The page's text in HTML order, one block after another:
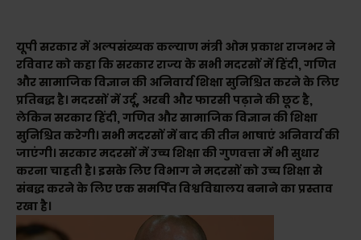
यूपी सरकार में अल्पसंख्यक कल्याण मंत्री ओम प्रकाश राजभर ने
रविवार को कहा कि सरकार राज्य के सभी मदरसों में हिंदी, गणित
और सामाजिक विज्ञान की अनिवार्य शिक्षा सुनिश्चित करने के लिए
प्रतिबद्ध है। मदरसों में उर्दू, अरबी और फारसी पढ़ाने की छूट है,
लेकिन सरकार हिंदी, गणित और सामाजिक विज्ञान की शिक्षा
सुनिश्चित करेगी। सभी मदरसों में बाद की तीन भाषाएं अनिवार्य की
जाएंगी। सरकार मदरसों में उच्च शिक्षा की गुणवत्ता में भी सुधार
करना चाहती है। इसके लिए विभाग ने मदरसों को उच्च शिक्षा से
संबद्ध करने के लिए एक समर्पित विश्वविद्यालय बनाने का प्रस्ताव
रखा है।